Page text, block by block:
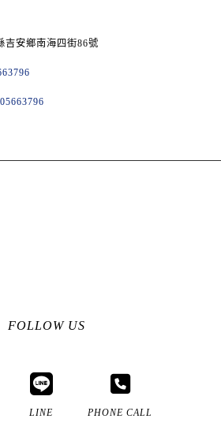
吉安鄉南海四街86號
FOLLOW US
LINE PHONE CALL